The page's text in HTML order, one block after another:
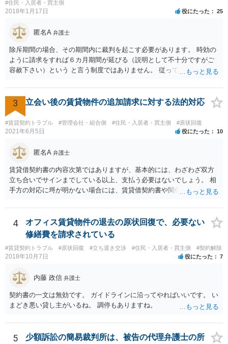
#住民・入居者・買主側
2018年1月17日 役にたった 25
匿名A 弁護士
除斥期間の場合、その期間内に裁判を起こす必要があります。 時効の
ように請求をすれば６カ月期間が延びる（説明として不十分ですがご
容赦下さい）という と言う制度ではありません。 従って、理論上は１
3 立会い後の賃貸物件の追加請求に対する法的対応
#賃貸契約トラブル #管理会社・組合側 #住民・入居者・買主側 #原状回復
2021年6月5日 役にたった 10
匿名A 弁護士
賃貸借契約書の内容次第ではありますが、基本的には、わざわざ双方
立ち合いでサインまでしている以上、支払う必要はないでしょう。 相
手方の対応に埒が明かない場合には、賃貸借契約書や関係資料を個別
す。
4
オフィス賃貸物件の退去の原状回復で、必要ない
修繕費を請求されている
#賃貸契約トラブル #原状回復 #立ち退き交渉 #住民・入居者・買主側 #契約解除
2018年10月7日 役にたった 7
内藤 政信 弁護士
契約書の一文は無効です。 ガイドラインに沿ってやればいいです。 い
まどき悪い貸し主がいるね。 調停もありますね。
5
少額訴訟の簡易裁判所は、被告の代理弁護士の所